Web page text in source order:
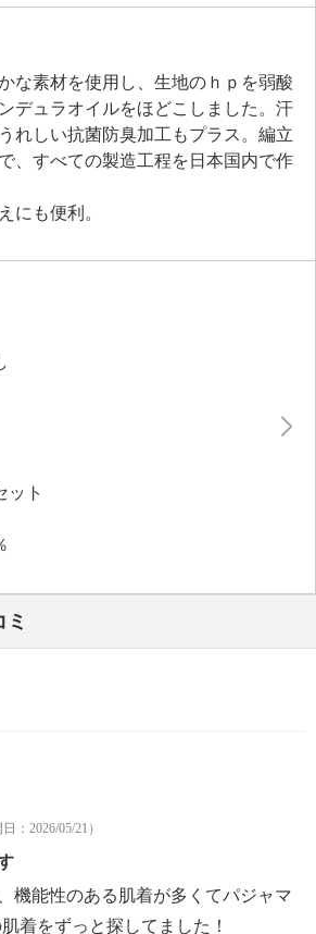
な素材を使用し、生地のｈｐを弱酸
デュラオイルをほどこしました。汗
れしい抗菌防臭加工もプラス。編立
、すべての製造工程を日本国内で作
にも便利。
ット
示ラベル）】
酸素系漂白不可
可
（高温）
グ：不可
：2026/05/21）
機能性のある肌着が多くてパジャマ
着をずっと探してました！